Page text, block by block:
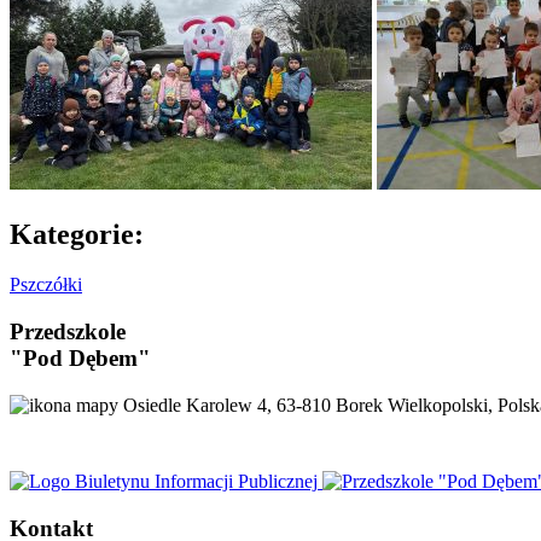
Kategorie:
Pszczółki
Przedszkole
"Pod Dębem"
Osiedle Karolew 4, 63-810 Borek Wielkopolski,
Kontakt